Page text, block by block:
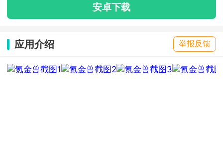
安卓下载
应用介绍 举报反馈